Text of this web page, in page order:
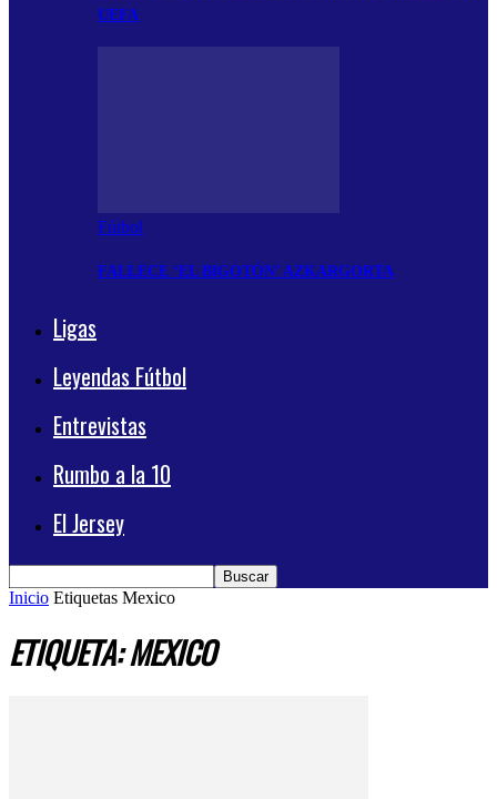
UEFA
Fútbol
FALLECE ‘EL BIGOTÓN’ AZKARGORTA
Ligas
Leyendas Fútbol
Entrevistas
Rumbo a la 10
El Jersey
Inicio Etiquetas Mexico
ETIQUETA: MEXICO